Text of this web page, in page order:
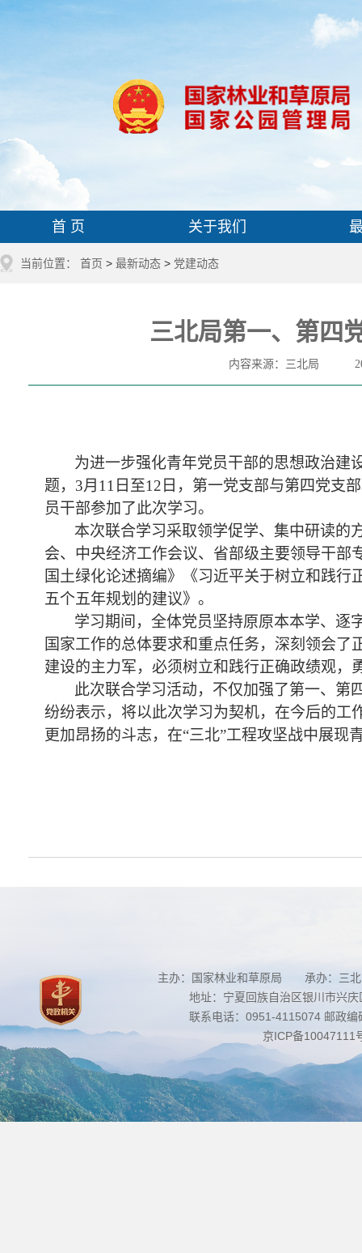
首 页 关于我们
当前位置： 首页 > 最新动态 > 党建动态
三北局第一、第四
内容来源：三北局
为进一步强化青年党员干部的思想政治建
题，3月11日至12日，第一党支部与第四党支
员干部参加了此次学习。
本次联合学习采取领学促学、集中研读的
会、中央经济工作会议、省部级主要领导干部
国土绿化论述摘编》《习近平关于树立和践行
五个五年规划的建议》。
学习期间，全体党员坚持原原本本学、逐
国家工作的总体要求和重点任务，深刻领会
建设的主力军，必须树立和践行正确政绩观，
此次联合学习活动，不仅加强了第一、第
纷纷表示，将以此次学习为契机，在今后的工
更加昂扬的斗志，在“三北”工程攻坚战中展现
主办：国家林业和草原局 承办：三北
地址：宁夏回族自治区银川市兴
联系电话：0951-4115074 邮政
京ICP备10047111